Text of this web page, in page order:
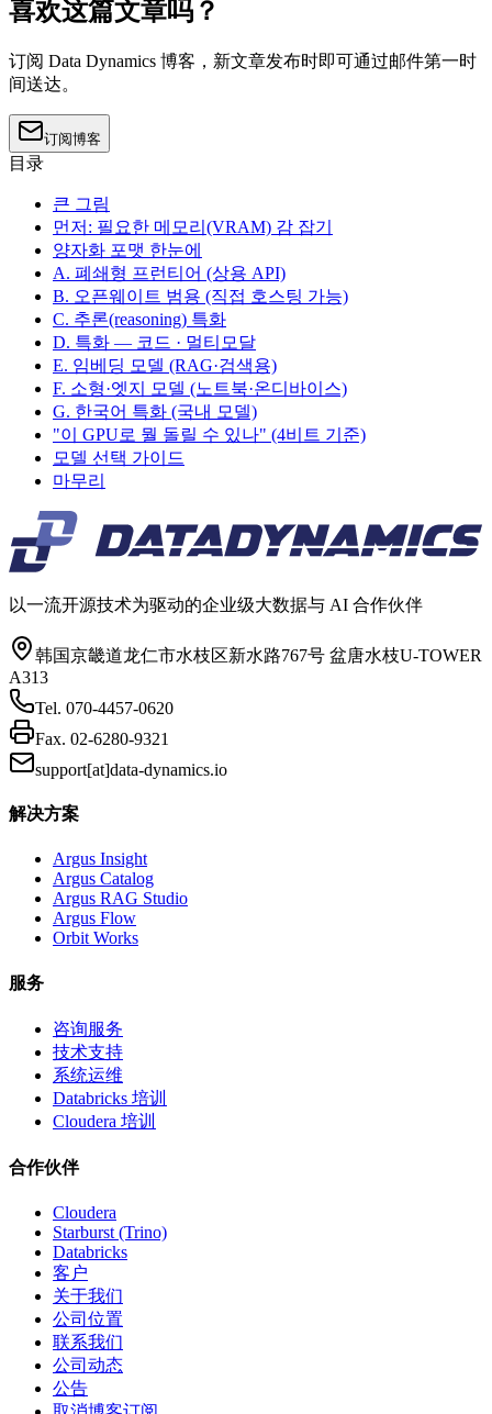
喜欢这篇文章吗？
订阅 Data Dynamics 博客，新文章发布时即可通过邮件第一时
间送达。
订阅博客
目录
큰 그림
먼저: 필요한 메모리(VRAM) 감 잡기
양자화 포맷 한눈에
A. 폐쇄형 프런티어 (상용 API)
B. 오픈웨이트 범용 (직접 호스팅 가능)
C. 추론(reasoning) 특화
D. 특화 — 코드 · 멀티모달
E. 임베딩 모델 (RAG·검색용)
F. 소형·엣지 모델 (노트북·온디바이스)
G. 한국어 특화 (국내 모델)
"이 GPU로 뭘 돌릴 수 있나" (4비트 기준)
모델 선택 가이드
마무리
以一流开源技术为驱动的企业级大数据与 AI 合作伙伴
韩国京畿道龙仁市水枝区新水路767号 盆唐水枝U-TOWER
A313
Tel. 070-4457-0620
Fax. 02-6280-9321
support[at]data-dynamics.io
解决方案
Argus Insight
Argus Catalog
Argus RAG Studio
Argus Flow
Orbit Works
服务
咨询服务
技术支持
系统运维
Databricks 培训
Cloudera 培训
合作伙伴
Cloudera
Starburst (Trino)
Databricks
客户
关于我们
公司位置
联系我们
公司动态
公告